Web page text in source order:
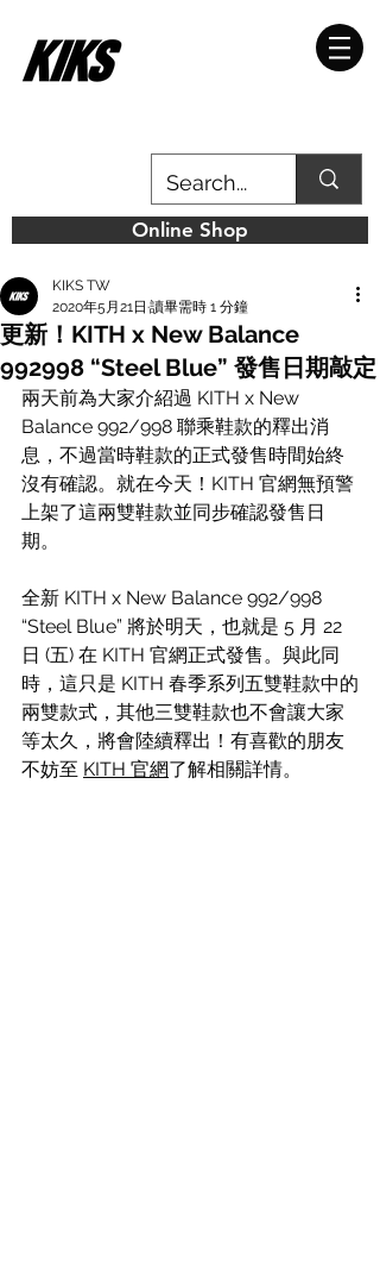
Online Shop
更新！KITH x New Balance
992998 “Steel Blue” 發售日期敲定
KIKS TW
2020年5月21日 讀畢需時 1 分鐘
兩天前為大家介紹過 KITH x New
Balance 992/998 聯乘鞋款的釋出消
息，不過當時鞋款的正式發售時間始終
沒有確認。就在今天！KITH 官網無預警
上架了這兩雙鞋款並同步確認發售日
期。
全新 KITH x New Balance 992/998
“Steel Blue” 將於明天，也就是 5 月 22
日 (五) 在 KITH 官網正式發售。與此同
時，這只是 KITH 春季系列五雙鞋款中的
兩雙款式，其他三雙鞋款也不會讓大家
等太久，將會陸續釋出！有喜歡的朋友
不妨至 KITH 官網了解相關詳情。